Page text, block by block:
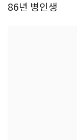
86년 병인생